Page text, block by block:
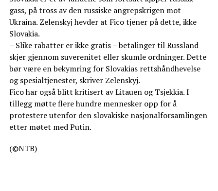
gass, på tross av den russiske angrepskrigen mot
Ukraina. Zelenskyj hevder at Fico tjener på dette, ikke
Slovakia.
– Slike rabatter er ikke gratis – betalinger til Russland
skjer gjennom suverenitet eller skumle ordninger. Dette
bør være en bekymring for Slovakias rettshåndhevelse
og spesialtjenester, skriver Zelenskyj.
Fico har også blitt kritisert av Litauen og Tsjekkia. I
tillegg møtte flere hundre mennesker opp for å
protestere utenfor den slovakiske nasjonalforsamlingen
etter møtet med Putin.
(©NTB)